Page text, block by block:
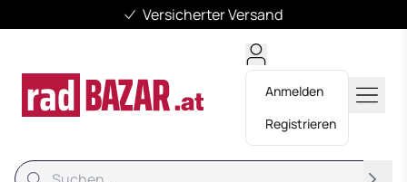
Versicherter Versand
Anmelden
Registrieren
Suche